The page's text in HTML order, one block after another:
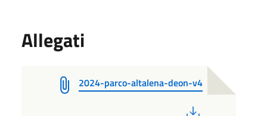
Allegati
2024-parco-altalena-deon-v4